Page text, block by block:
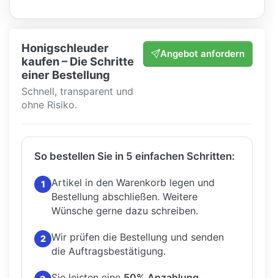
Honigschleuder
kaufen – Die Schritte
einer Bestellung
Schnell, transparent und
ohne Risiko.
Angebot anfordern
So bestellen Sie in 5 einfachen Schritten:
1
Artikel in den Warenkorb legen und
Bestellung abschließen. Weitere
Wünsche gerne dazu schreiben.
2 Wir prüfen die Bestellung und senden
die Auftragsbestätigung.